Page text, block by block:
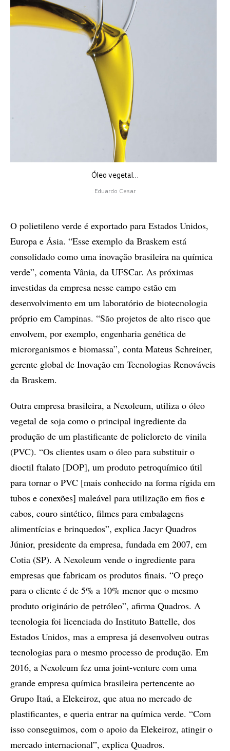
Óleo vegetal…
Eduardo Cesar
O polietileno verde é exportado para Estados Unidos,
Europa e Ásia. “Esse exemplo da Braskem está
consolidado como uma inovação brasileira na química
verde”, comenta Vânia, da UFSCar. As próximas
investidas da empresa nesse campo estão em
desenvolvimento em um laboratório de biotecnologia
próprio em Campinas. “São projetos de alto risco que
envolvem, por exemplo, engenharia genética de
microrganismos e biomassa”, conta Mateus Schreiner,
gerente global de Inovação em Tecnologias Renováveis
da Braskem.
Outra empresa brasileira, a Nexoleum, utiliza o óleo
vegetal de soja como o principal ingrediente da
produção de um plastificante de policloreto de vinila
(PVC). “Os clientes usam o óleo para substituir o
dioctil ftalato [DOP], um produto petroquímico útil
para tornar o PVC [mais conhecido na forma rígida em
tubos e conexões] maleável para utilização em fios e
cabos, couro sintético, filmes para embalagens
alimentícias e brinquedos”, explica Jacyr Quadros
Júnior, presidente da empresa, fundada em 2007, em
Cotia (SP). A Nexoleum vende o ingrediente para
empresas que fabricam os produtos finais. “O preço
para o cliente é de 5% a 10% menor que o mesmo
produto originário de petróleo”, afirma Quadros. A
tecnologia foi licenciada do Instituto Battelle, dos
Estados Unidos, mas a empresa já desenvolveu outras
tecnologias para o mesmo processo de produção. Em
2016, a Nexoleum fez uma joint-venture com uma
grande empresa química brasileira pertencente ao
Grupo Itaú, a Elekeiroz, que atua no mercado de
plastificantes, e queria entrar na química verde. “Com
isso conseguimos, com o apoio da Elekeiroz, atingir o
mercado internacional”, explica Quadros.